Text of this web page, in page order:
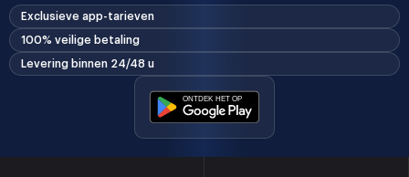
Exclusieve app-tarieven
100% veilige betaling
Levering binnen 24/48 u